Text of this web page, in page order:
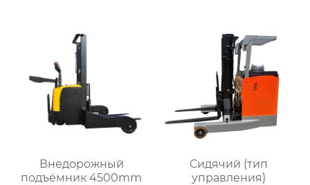
Внедорожный
подъёмник 4500mm
Сидячий (тип
управления)